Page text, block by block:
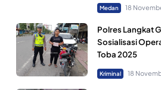
Medan 18
Polres Langkat
Sosialisasi
Toba 2025
Kriminal 18